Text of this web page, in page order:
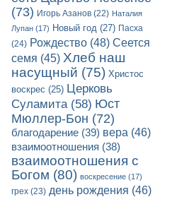
(73) Игорь Азанов (22) Наталия
Лупан (17) Новый год (27) Пасха
(24) Рождество (48) Сеется
семя (45) Хлеб наш
насущный (75) Христос
воскрес (25) Церковь
Суламита(58) Юст
Мюллер-Бон (72)
благодарение (39) вера (46)
взаимоотношения (38)
взаимоотношения с
Богом (80) воскресение (17)
грех (23) день рождения (46)